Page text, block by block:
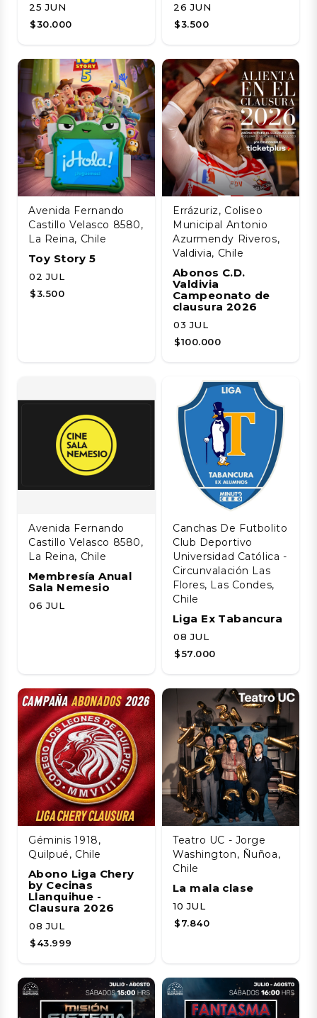
25 JUN
$30.000
26 JUN
$3.500
Avenida Fernando
Castillo Velasco 8580,
La Reina, Chile
Toy Story 5
02 JUL
$3.500
Errázuriz, Coliseo
Municipal Antonio
Azurmendy Riveros,
Valdivia, Chile
Abonos C.D.
Valdivia
Campeonato de
clausura 2026
03 JUL
$100.000
Avenida Fernando
Castillo Velasco 8580,
La Reina, Chile
Membresía Anual
Sala Nemesio
06 JUL
Canchas De Futbolito
Club Deportivo
Universidad Católica -
Circunvalación Las
Flores, Las Condes,
Chile
Liga Ex Tabancura
08 JUL
$57.000
Géminis 1918,
Quilpué, Chile
Abono Liga Chery
by Cecinas
Llanquihue -
Clausura 2026
08 JUL
$43.999
Teatro UC - Jorge
Washington, Ñuñoa,
Chile
La mala clase
10 JUL
$7.840